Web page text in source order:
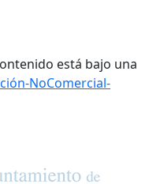
está bajo una
NoComercial-